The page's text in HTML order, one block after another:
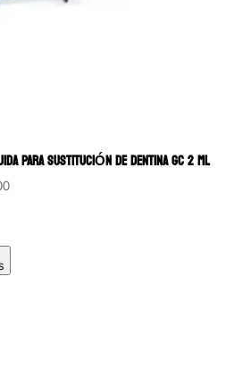
PARA SUSTITUCIÓN DE DENTINA GC 2 ML
Price
through